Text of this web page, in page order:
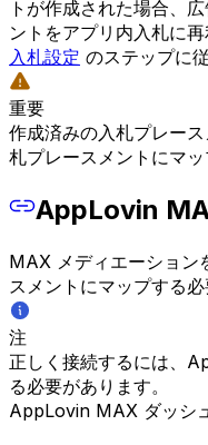
トが作成された場合、
ントをアプリ内入札に
入札設定 のステップに従
重要
作成済みの入札プレー
札プレースメントにマッ
AppLovin
MAX メディエーション
スメントにマップする必
注
正しく接続するには、
る必要があります。
AppLovin MAX ダッシ